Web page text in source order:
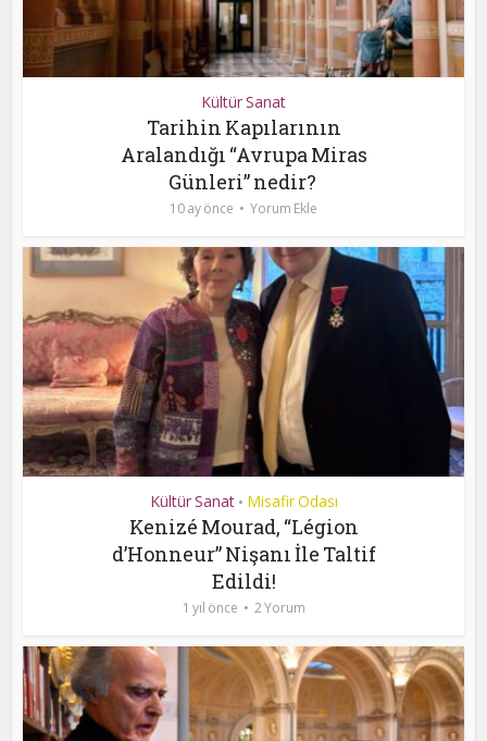
Kültür Sanat
Tarihin Kapılarının
Aralandığı “Avrupa Miras
Günleri” nedir?
10 ay önce Yorum Ekle
Kültür Sanat • Misafir Odası
Kenizé Mourad, “Légion
d’Honneur” Nişanı İle Taltif
Edildi!
1 yıl önce 2 Yorum